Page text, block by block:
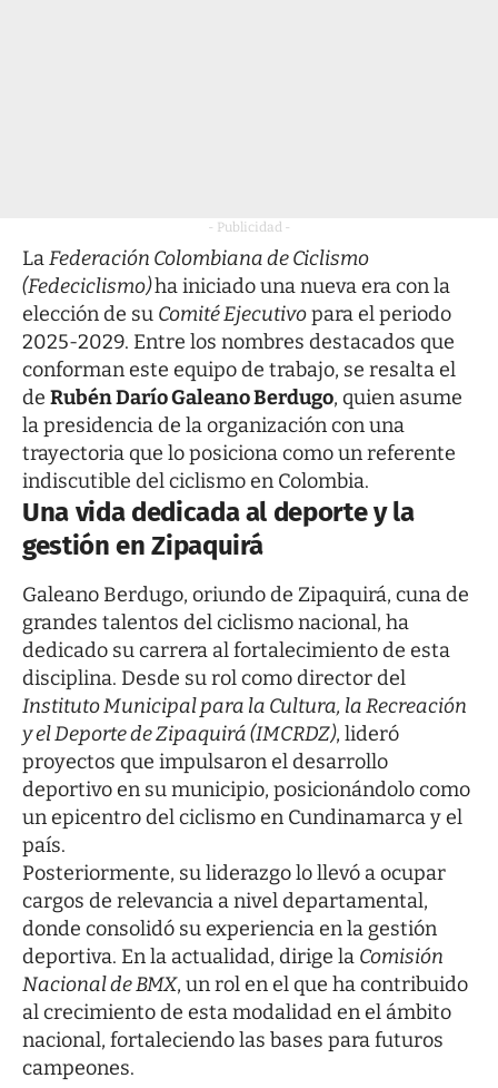
- Publicidad -
LaFederación Colombiana de Ciclismo
(Fedeciclismo)ha iniciado una nueva era con la
elección de su Comité Ejecutivopara el periodo
2025-2029. Entre los nombres destacados que
conforman este equipo de trabajo, se resalta el
de Rubén Darío Galeano Berdugo, quien asume
la presidencia de la organización con una
trayectoria que lo posiciona como un referente
indiscutible del ciclismo en Colombia.
Una vida dedicada al deporte y la
gestión en Zipaquirá
Galeano Berdugo, oriundo de Zipaquirá, cuna de
grandes talentos del ciclismo nacional, ha
dedicado su carrera al fortalecimiento de esta
disciplina. Desde su rol como director del
Instituto Municipal para la Cultura, la Recreación
y el Deporte de Zipaquirá (IMCRDZ), lideró
proyectos que impulsaron el desarrollo
deportivo en su municipio, posicionándolo como
un epicentro del ciclismo en Cundinamarca y el
país.
Posteriormente, su liderazgo lo llevó a ocupar
cargos de relevancia a nivel departamental,
donde consolidó su experiencia en la gestión
deportiva. En la actualidad, dirige la Comisión
Nacional de BMX, un rol en el que ha contribuido
al crecimiento de esta modalidad en el ámbito
nacional, fortaleciendo las bases para futuros
campeones.